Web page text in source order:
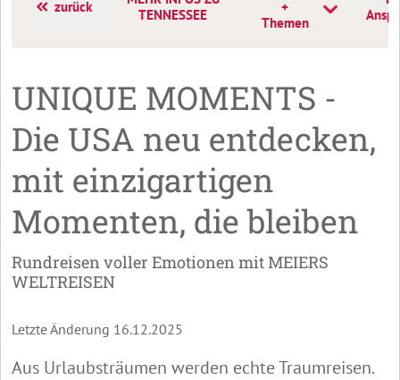
zurück
TENNESSEE
+
Themen
UNIQUE MOMENTS -
Die USA neu entdecken,
mit einzigartigen
Momenten, die bleiben
Rundreisen voller Emotionen mit MEIERS
WELTREISEN
Letzte Änderung 16.12.2025
Aus Urlaubsträumen werden echte Traumreisen.